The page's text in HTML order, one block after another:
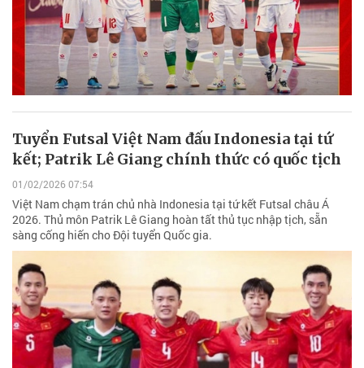
Tuyển Futsal Việt Nam đấu Indonesia tại tứ
kết; Patrik Lê Giang chính thức có quốc tịch
01/02/2026 07:54
Việt Nam chạm trán chủ nhà Indonesia tại tứ kết Futsal châu Á
2026. Thủ môn Patrik Lê Giang hoàn tất thủ tục nhập tịch, sẵn
sàng cống hiến cho Đội tuyển Quốc gia.